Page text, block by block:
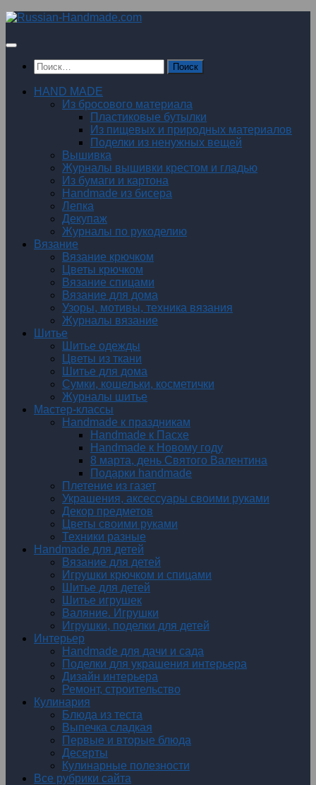
Перейти
содержимому
Найти:
HAND MADE
Из бросового материала
Пластиковые бутылки
Из пищевых и природных материалов
Поделки из ненужных вещей
Вышивка
Журналы вышивки крестом и гладью
Из бумаги и картона
Handmade из бисера
Лепка
Декупаж
Журналы по рукоделию
Вязание
Вязание крючком
Цветы крючком
Вязание спицами
Вязание для дома
Узоры, мотивы, техника вязания
Журналы вязание
Шитье
Шитье одежды
Цветы из ткани
Шитье для дома
Сумки, кошельки, косметички
Журналы шитье
Мастер-классы
Handmade к праздникам
Handmade к Пасхе
Handmade к Новому году
8 марта, день Святого Валентина
Подарки handmade
Плетение из газет
Украшения, аксессуары своими руками
Декор предметов
Цветы своими руками
Техники разные
Handmade для детей
Вязание для детей
Игрушки крючком и спицами
Шитье для детей
Шитье игрушек
Валяние. Игрушки
Игрушки, поделки для детей
Интерьер
Handmade для дачи и сада
Поделки для украшения интерьера
Дизайн интерьера
Ремонт, строительство
Кулинария
Блюда из теста
Выпечка сладкая
Первые и вторые блюда
Десерты
Кулинарные полезности
Все рубрики сайта